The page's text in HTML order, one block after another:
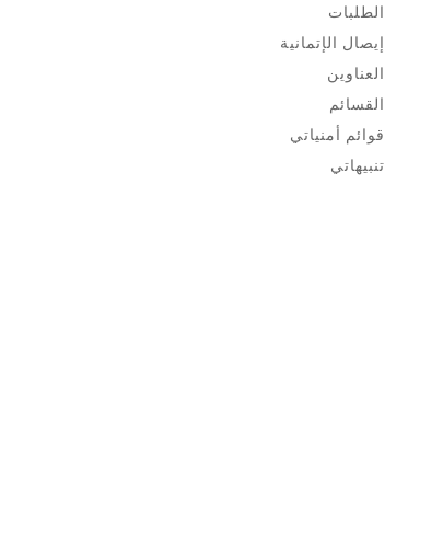
الطلبات
إيصال الإتمانية
العناوين
القسائم
قوائم أمنياتي
تنبيهاتي